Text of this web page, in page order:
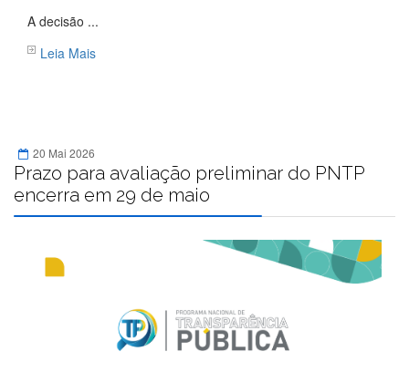
A decisão ...
Leia Mais
20 Mai 2026
Prazo para avaliação preliminar do PNTP
encerra em 29 de maio